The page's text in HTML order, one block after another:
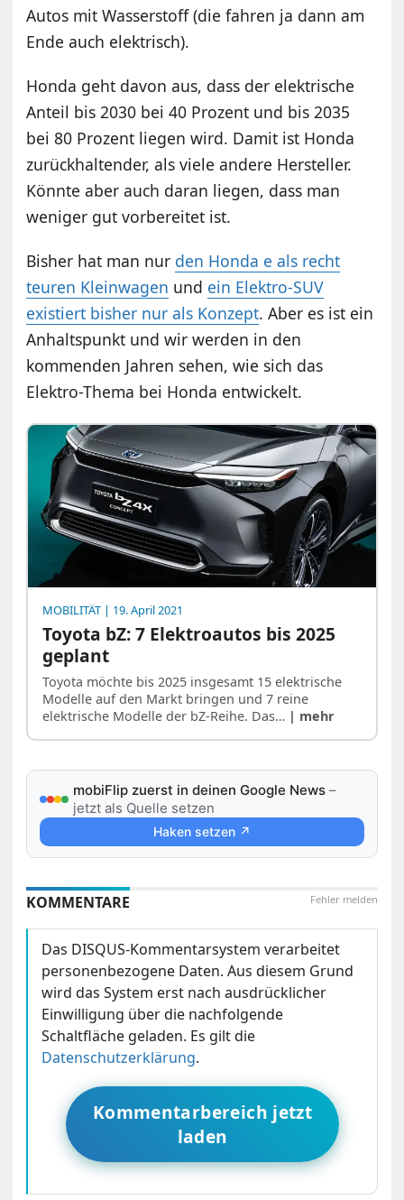
Autos mit Wasserstoff (die fahren ja dann am
Ende auch elektrisch).
Honda geht davon aus, dass der elektrische
Anteil bis 2030 bei 40 Prozent und bis 2035
bei 80 Prozent liegen wird. Damit ist Honda
zurückhaltender, als viele andere Hersteller.
Könnte aber auch daran liegen, dass man
weniger gut vorbereitet ist.
Bisher hat man nur den Honda e als recht
teuren Kleinwagen und ein Elektro-SUV
existiert bisher nur als Konzept. Aber es ist ein
Anhaltspunkt und wir werden in den
kommenden Jahren sehen, wie sich das
Elektro-Thema bei Honda entwickelt.
MOBILITÄT | 19. April 2021
Toyota bZ: 7 Elektroautos bis 2025
geplant
Toyota möchte bis 2025 insgesamt 15 elektrische
Modelle auf den Markt bringen und 7 reine
elektrische Modelle der bZ-Reihe. Das… | mehr
mobiFlip zuerst in deinen Google News –
jetzt als Quelle setzen
Haken setzen ↗
Fehler melden
KOMMENTARE
Das DISQUS-Kommentarsystem verarbeitet
personenbezogene Daten. Aus diesem Grund
wird das System erst nach ausdrücklicher
Einwilligung über die nachfolgende
Schaltfläche geladen. Es gilt die
Datenschutzerklärung.
Kommentarbereich jetzt
laden